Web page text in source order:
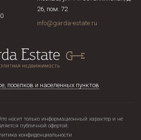
26, пом. 72
info@garda-estate.ru
поселков и населенных пунктов
носит только информационный характер и не
публичной офертой.
конфиденциальности